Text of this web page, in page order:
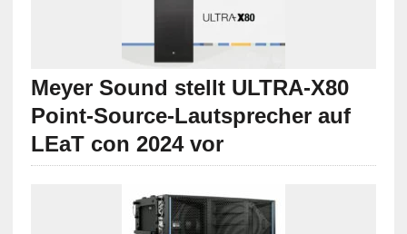
Meyer Sound stellt ULTRA-X80
Point-Source-Lautsprecher auf
LEaT con 2024 vor